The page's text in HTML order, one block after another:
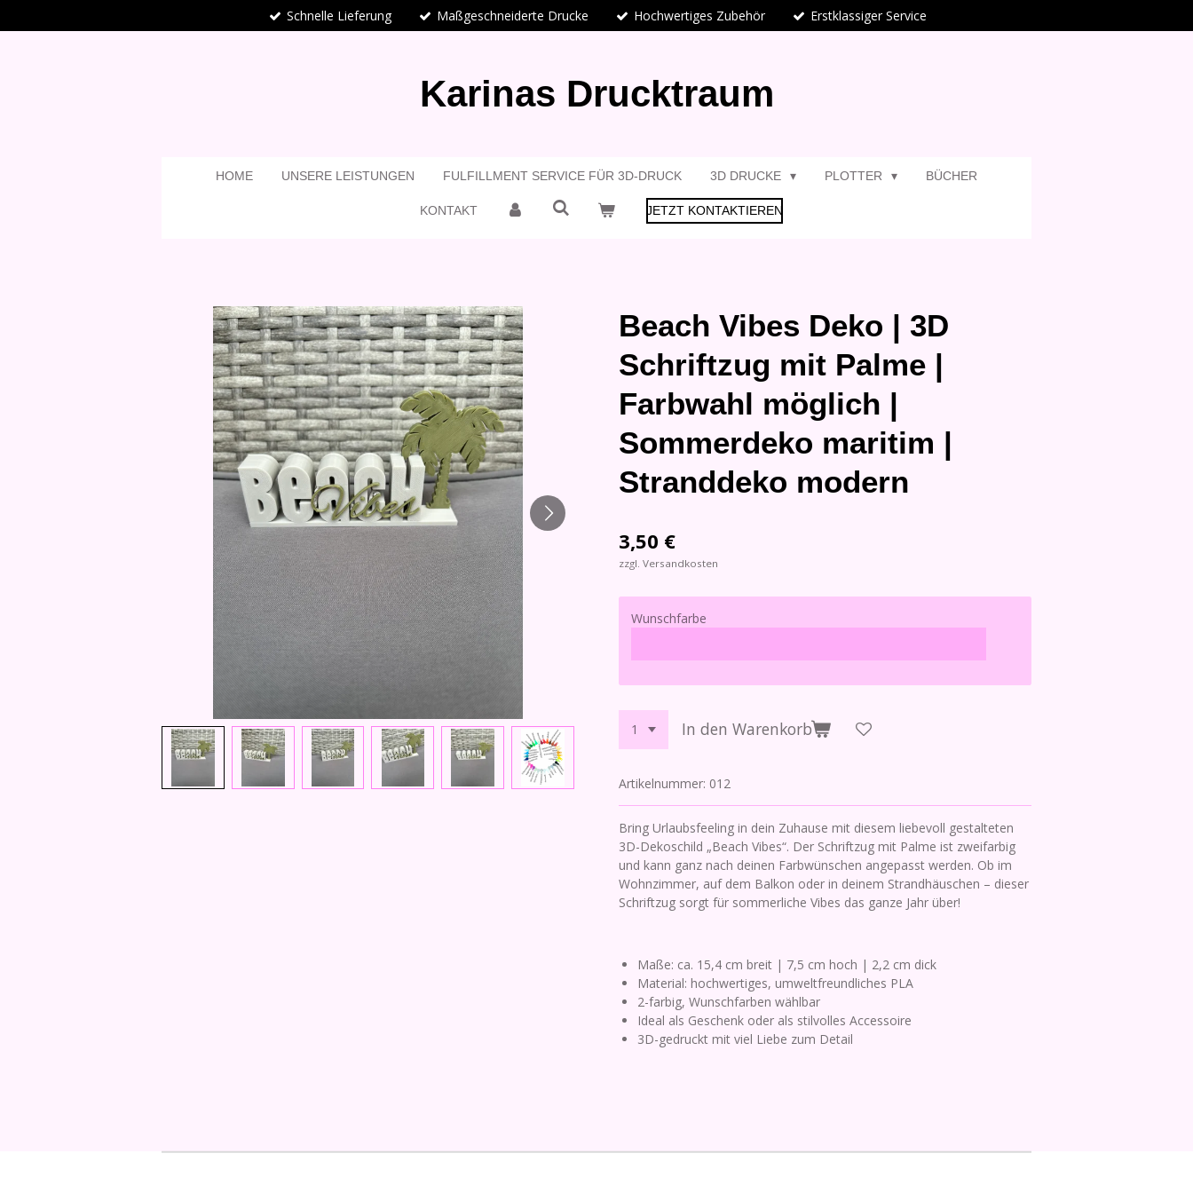
Hauptinhalt
Schnelle Lieferung Maßgeschneiderte Drucke Hochwertiges Zubehör Erstklassiger Service
Karinas Drucktraum
HOME UNSERE LEISTUNGEN FULFILLMENT SERVICE FÜR 3D-DRUCK 3D DRUCKE PLOTTER BÜCHER
KONTAKT JETZT KONTAKTIEREN
Beach Vibes Deko | 3D
Schriftzug mit Palme |
Farbwahl möglich |
Sommerdeko maritim |
Stranddeko modern
3,50 €
zzgl. Versandkosten
Wunschfarbe
In den Warenkorb
Artikelnummer: 012
Bring Urlaubsfeeling in dein Zuhause mit diesem liebevoll gestalteten
3D-Dekoschild „Beach Vibes“. Der Schriftzug mit Palme ist zweifarbig
und kann ganz nach deinen Farbwünschen angepasst werden. Ob im
Wohnzimmer, auf dem Balkon oder in deinem Strandhäuschen – dieser
Schriftzug sorgt für sommerliche Vibes das ganze Jahr über!
Maße: ca. 15,4 cm breit | 7,5 cm hoch | 2,2 cm dick
Material: hochwertiges, umweltfreundliches PLA
2-farbig, Wunschfarben wählbar
Ideal als Geschenk oder als stilvolles Accessoire
3D-gedruckt mit viel Liebe zum Detail